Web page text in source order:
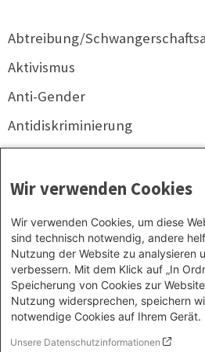
Abtreibung/
Aktivismus
Anti-Gender
Antidiskriminierung
Antifaschismus
Antimuslimischer Rassismus/
Antiromaismus/Antiziganismus
Antisemitismus
Autoritarismus
Wir verwenden Cookies
Wir verwenden Cookies, um diese
sind technisch notwendig, andere
Nutzung der Website zu analysieren
verbessern. Mit dem Klick auf „In
Speicherung von Cookies zur
Nutzung widersprechen, speichern
notwendige Cookies auf Ihrem Gerät.
Unsere Datenschutzinformationen